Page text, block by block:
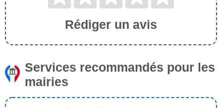
Rédiger un avis
Services recommandés pour les
mairies